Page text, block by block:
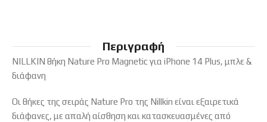
Περιγραφή
NILLKIN θήκη Nature Pro Magnetic για iPhone 14 Plus, μπλε &
διάφανη
Οι θήκες της σειράς Nature Pro της Nillkin είναι εξαιρετικά
διάφανες, με απαλή αίσθηση και κατασκευασμένες από